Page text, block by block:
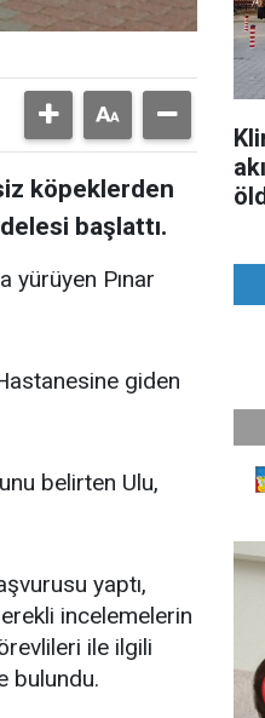
köpeklerden
başlattı.
yürüyen Pınar
giden
belirten Ulu,
yaptı,
incelemelerin
ile ilgili
bulundu.